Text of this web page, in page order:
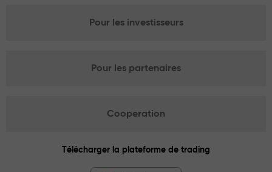
Pour les investisseurs
Pour les partenaires
Cooperation
Télécharger la plateforme de trading